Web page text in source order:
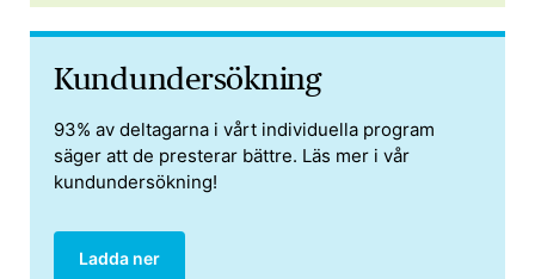
Kund­­undersökning
93% av deltagarna i vårt individuella program
säger att de presterar bättre. Läs mer i vår
kundundersökning!
Ladda ner